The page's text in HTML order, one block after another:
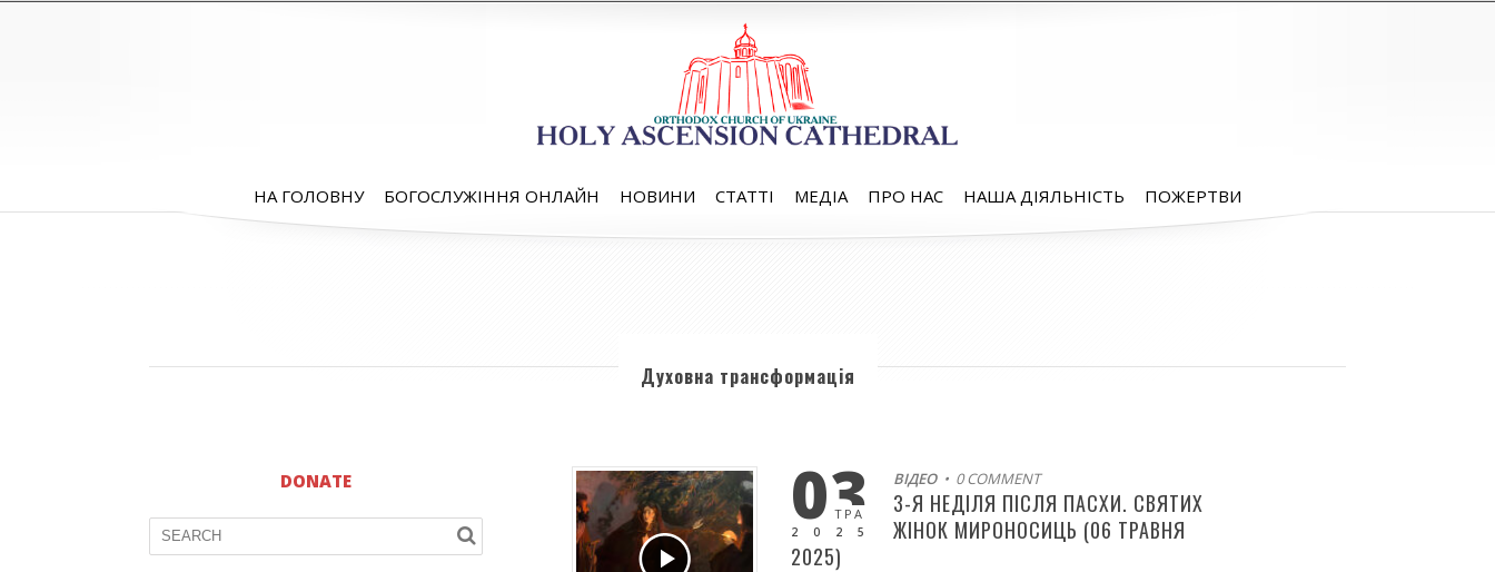
НА ГОЛОВНУ БОГОСЛУЖІННЯ ОНЛАЙН НОВИНИ СТАТТІ МЕДІА ПРО НАС НАША ДІЯЛЬНІСТЬ ПОЖЕРТВИ
Духовна трансформація
DONATE 03
ТРА
2025
ВІДЕО• 0 COMMENT
3-Я НЕДІЛЯ ПІСЛЯ ПАСХИ. СВЯТИХ
ЖІНОК МИРОНОСИЦЬ (06 ТРАВНЯ
2025)